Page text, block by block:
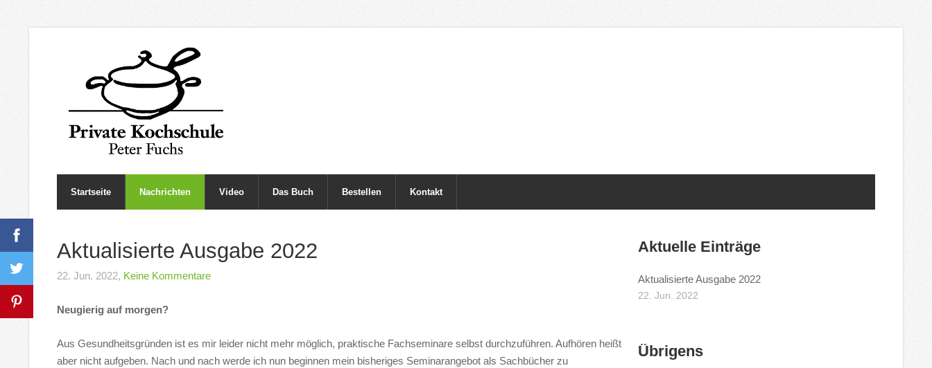
Startseite Nachrichten Video Das Buch Bestellen Kontakt
Aktuelle Einträge
Aktualisierte Ausgabe 2022
22. Jun. 2022
Übrigens
Aktualisierte Ausgabe 2022
22. Jun. 2022, Keine Kommentare
Neugierig auf morgen?
Aus Gesundheitsgründen ist es mir leider nicht mehr möglich, praktische Fachseminare selbst durchzuführen. Aufhören heißt
aber nicht aufgeben. Nach und nach werde ich nun beginnen mein bisheriges Seminarangebot als Sachbücher zu